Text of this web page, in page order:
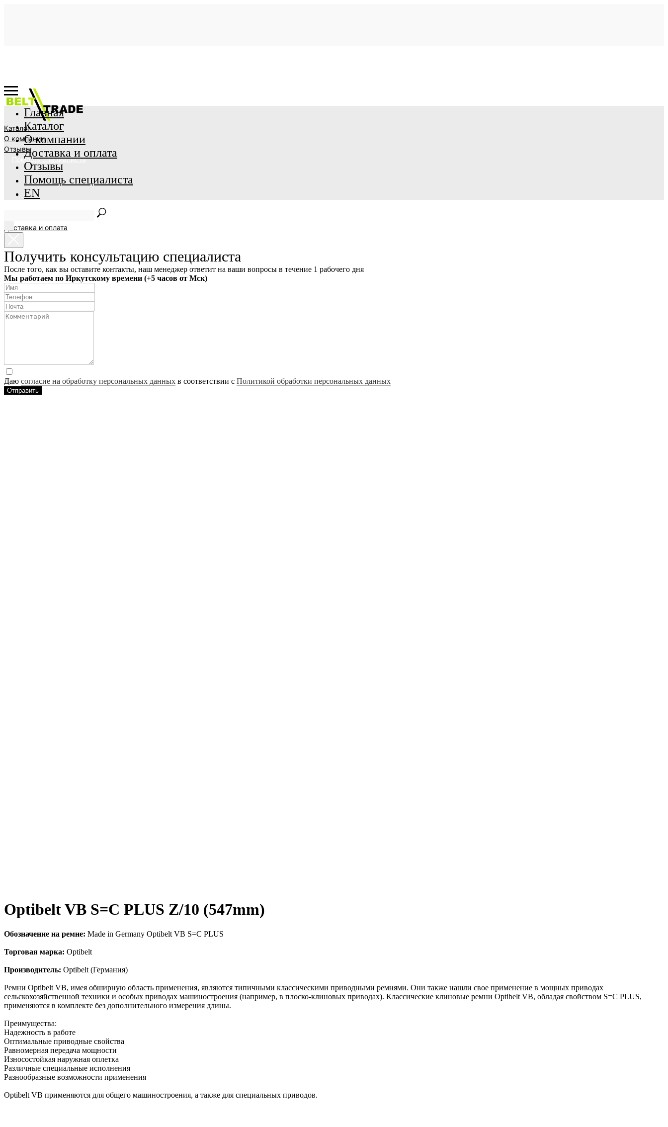
Каталог
О компании
Отзывы
Помощь специалиста
Доставка и оплата
Главная
Каталог
О компании
Доставка и оплата
Отзывы
Помощь специалиста
EN
Получить консультацию специалиста
После того, как вы оставите контакты, наш менеджер ответит на ваши вопросы в течение 1 рабочего дня
Мы работаем по Иркутскому времени (+5 часов от Мск)
Даю согласие на обработку персональных данных в соответствии с Политикой обработки персональных данных
Отправить
Optibelt VB S=C PLUS Z/10 (547mm)
Обозначение на ремне: Made in Germany Optibelt VB S=C PLUS
Торговая марка: Optibelt
Производитель: Optibelt (Германия)
Ремни Optibelt VB, имея обширную область применения, являются типичными классическими приводными ремнями. Они также нашли свое применение в мощных приводах
сельскохозяйственной техники и особых приводах машиностроения (например, в плоско-клиновых приводах). Классические клиновые ремни Optibelt VB, обладая свойством S=C PLUS,
применяются в комплекте без дополнительного измерения длины.
Преимущества:
Надежность в работе
Оптимальные приводные свойства
Равномерная передача мощности
Износостойкая наружная оплетка
Различные специальные исполнения
Разнообразные возможности применения
Оptibelt VB применяются для общего машиностроения, а также для специальных приводов.